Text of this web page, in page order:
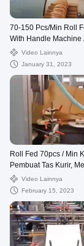
70-150 Pcs/Min Roll
With Handle Machine
WFD-330
Video Lainnya
January 31, 2023
Roll Fed 70pcs / Min
Pembuat Tas Kurir,
Tas Surat 80-250mm
Video Lainnya
February 15, 2023